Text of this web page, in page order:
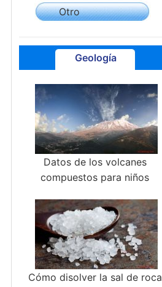
Otro
Geología
Datos de los volcanes
compuestos para niños
Cómo disolver la sal de roca